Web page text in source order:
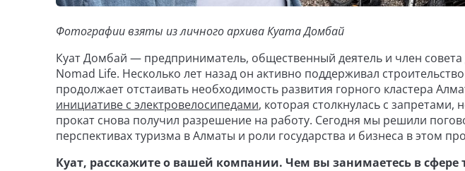
Фотографии взяты из личного архива Куата Домбай
Куат Домбай — предприниматель, общественный деятель и член
Nomad Life. Несколько лет назад он активно поддерживал
продолжает отстаивать необходимость развития горного кластера
инициативе с электровелосипедами, которая столкнулась с запретами,
прокат снова получил разрешение на работу. Сегодня мы решили
перспективах туризма в Алматы и роли государства и бизнеса в этом
Куат, расскажите о вашей компании. Чем вы занимаетесь в сфере